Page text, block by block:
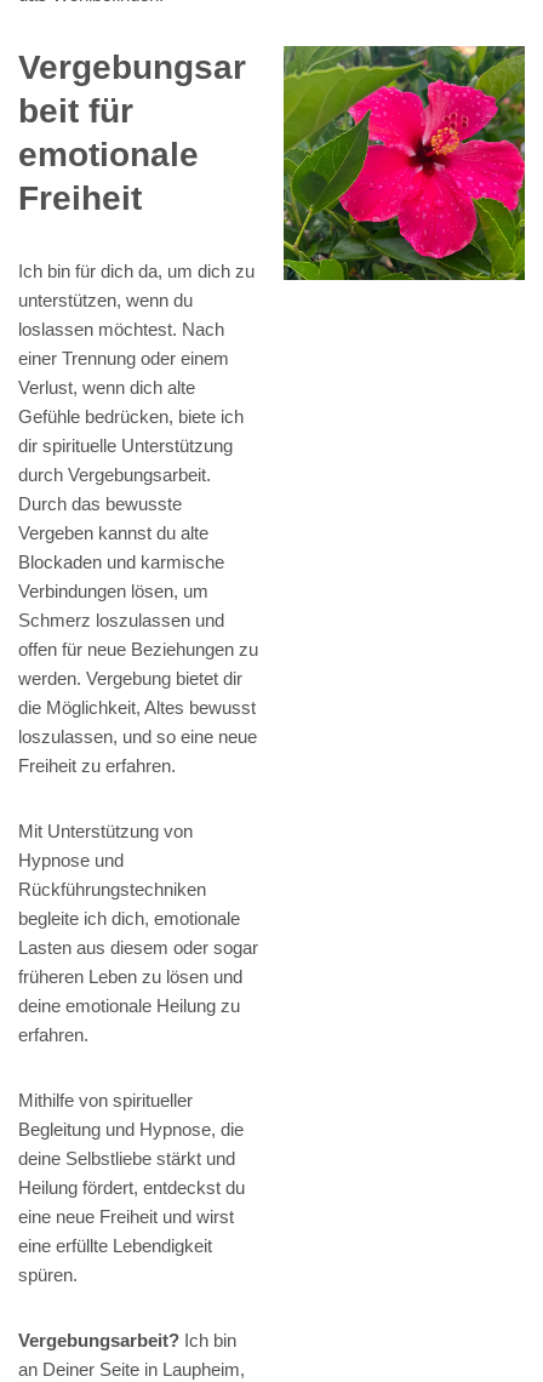
Vergebungsar
beit für
emotionale
Freiheit
Ich bin für dich da, um dich zu
unterstützen, wenn du
loslassen möchtest. Nach
einer Trennung oder einem
Verlust, wenn dich alte
Gefühle bedrücken, biete ich
dir spirituelle Unterstützung
durch Vergebungsarbeit.
Durch das bewusste
Vergeben kannst du alte
Blockaden und karmische
Verbindungen lösen, um
Schmerz loszulassen und
offen für neue Beziehungen zu
werden. Vergebung bietet dir
die Möglichkeit, Altes bewusst
loszulassen, und so eine neue
Freiheit zu erfahren.
Mit Unterstützung von
Hypnose und
Rückführungstechniken
begleite ich dich, emotionale
Lasten aus diesem oder sogar
früheren Leben zu lösen und
deine emotionale Heilung zu
erfahren.
Mithilfe von spiritueller
Begleitung und Hypnose, die
deine Selbstliebe stärkt und
Heilung fördert, entdeckst du
eine neue Freiheit und wirst
eine erfüllte Lebendigkeit
spüren.
Vergebungsarbeit? Ich bin
an Deiner Seite in Laupheim,